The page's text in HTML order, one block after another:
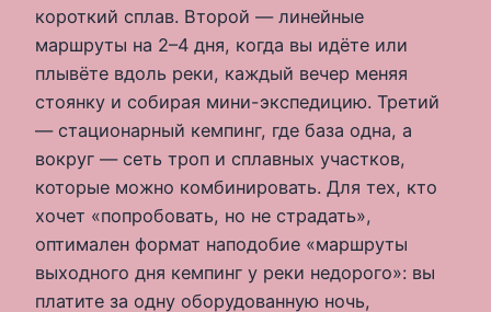
короткий сплав. Второй — линейные
маршруты на 2–4 дня, когда вы идёте или
плывёте вдоль реки, каждый вечер меняя
стоянку и собирая мини-экспедицию. Третий
— стационарный кемпинг, где база одна, а
вокруг — сеть троп и сплавных участков,
которые можно комбинировать. Для тех, кто
хочет «попробовать, но не страдать»,
оптимален формат наподобие «маршруты
выходного дня кемпинг у реки недорого»: вы
платите за одну оборудованную ночь,